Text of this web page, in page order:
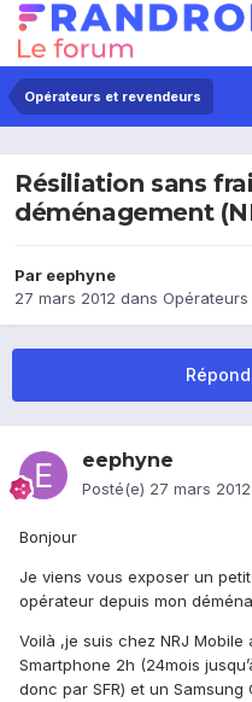
Opérateurs et revendeurs
Résiliation sans
déménagement
Par eephyne
27 mars 2012 dans
eephyne
Posté(e) 27 mars 2012
Bonjour
Je viens vous exposer un
opérateur depuis mon
Voilà ,je suis chez NRJ
Smartphone 2h (24mois
donc par SFR) et un